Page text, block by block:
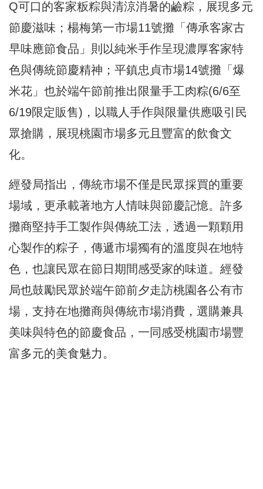
Q可口的客家粄粽與清涼消暑的鹼粽，展現多元
節慶滋味；楊梅第一市場11號攤「傳承客家古
早味應節食品」則以純米手作呈現濃厚客家特
色與傳統節慶精神；平鎮忠貞市場14號攤「爆
米花」也於端午節前推出限量手工肉粽(6/6至
6/19限定販售)，以職人手作與限量供應吸引民
眾搶購，展現桃園市場多元且豐富的飲食文
化。
經發局指出，傳統市場不僅是民眾採買的重要
場域，更承載著地方人情味與節慶記憶。許多
攤商堅持手工製作與傳統工法，透過一顆顆用
心製作的粽子，傳遞市場獨有的溫度與在地特
色，也讓民眾在節日期間感受家的味道。經發
局也鼓勵民眾於端午節前夕走訪桃園各公有市
場，支持在地攤商與傳統市場消費，選購兼具
美味與特色的節慶食品，一同感受桃園市場豐
富多元的美食魅力。